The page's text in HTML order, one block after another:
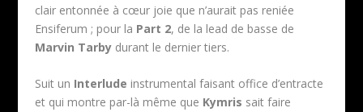
clair entonnée à cœur joie que n’aurait pas reniée
Ensiferum ; pour la Part 2, de la lead de basse de
Marvin Tarbydurant le dernier tiers.
Suit un Interlude instrumental faisant office d’entracte
et qui montre par-là même que Kymris sait faire